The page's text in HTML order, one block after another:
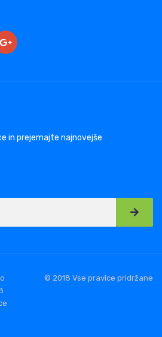
in prejemajte najnovejše
© 2018 Vse pravice pridržane